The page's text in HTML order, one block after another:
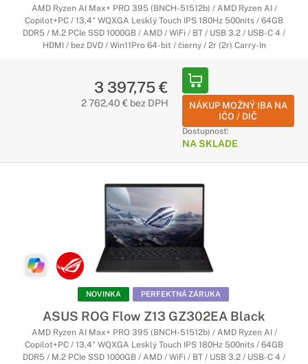
AMD Ryzen AI Max+ PRO 395 (BNCH-51512b) / AMD Ryzen AI /
Copilot+PC / 13,4" WQXGA Lesklý Touch IPS 180Hz 500nits / 64GB
DDR5 / M.2 PCIe SSD 1000GB / AMD / WiFi / BT / USB 3.2 / USB-C 4 /
HDMI / bez DVD / Win11Pro 64-bit / čierny / 2r (2r) Carry-In
3 397,75 €
2 762,40 € bez DPH
NÁKUP MOŽNÝ IBA NA
IČO / DIČ
Dostupnosť:
NA SKLADE
NOVINKA PERFEKTNÁ ZÁRUKA
ASUS ROG Flow Z13 GZ302EA Black
AMD Ryzen AI Max+ PRO 395 (BNCH-51512b) / AMD Ryzen AI /
Copilot+PC / 13,4" WQXGA Lesklý Touch IPS 180Hz 500nits / 64GB
DDR5 / M.2 PCIe SSD 1000GB / AMD / WiFi / BT / USB 3.2 / USB-C 4 /